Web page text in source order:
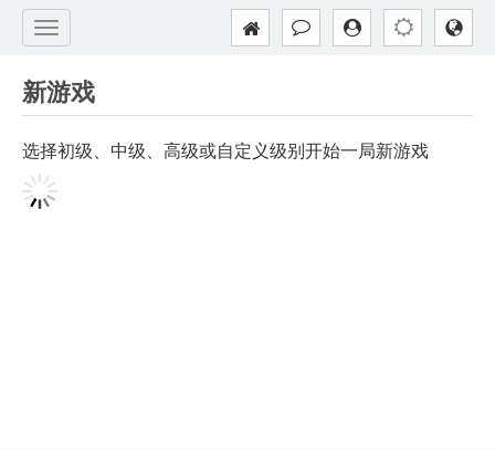
新游戏
选择初级、中级、高级或自定义级别开始一局新游戏